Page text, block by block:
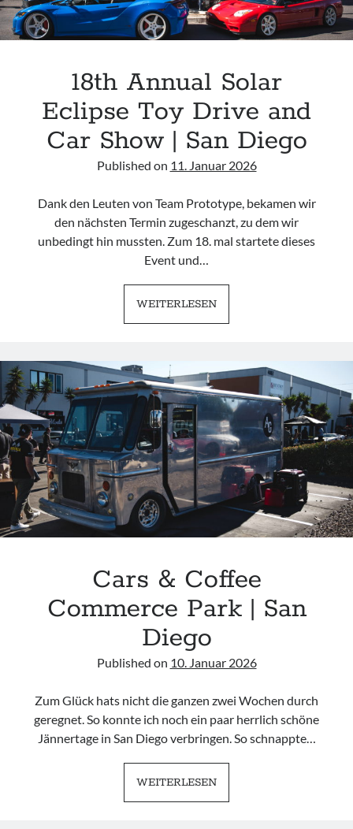
18th Annual Solar
Eclipse Toy Drive and
Car Show | San Diego
Published on 11. Januar 2026
Dank den Leuten von Team Prototype, bekamen wir
den nächsten Termin zugeschanzt, zu dem wir
unbedingt hin mussten. Zum 18. mal startete dieses
Event und…
WEITERLESEN18TH
ANNUAL
TOY
DRIVE
AND
CAR
SHOW
|
SAN
DIEGO
Cars & Coffee
Commerce Park | San
Diego
Published on 10. Januar 2026
Zum Glück hats nicht die ganzen zwei Wochen durch
geregnet. So konnte ich noch ein paar herrlich schöne
Jännertage in San Diego verbringen. So schnappte…
WEITERLESENCARS
&